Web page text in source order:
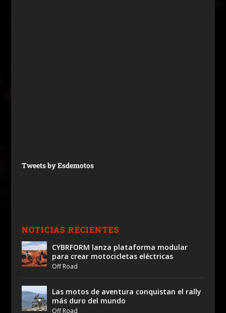
Tweets by Esdemotos
NOTICIAS RECIENTES
CYBRFORM lanza plataforma modular
para crear motocicletas eléctricas
Off Road
Las motos de aventura conquistan el rally
más duro del mundo
Off Road